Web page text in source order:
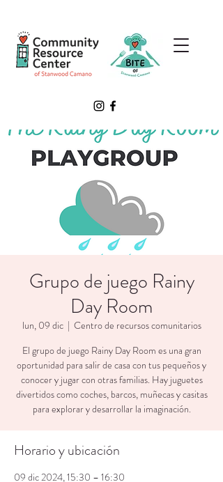
Grupo de juego Rainy
Day Room
lun, 09 dic
  |
Centro de recursos comunitarios
El grupo de juego Rainy Day Room es una gran
oportunidad para salir de casa con tus pequeños y
conocer y jugar con otras familias. Hay juguetes
divertidos como coches, barcos, muñecas y casitas
para explorar y desarrollar la imaginación.
Horario y ubicación
09 dic 2024, 15:30 – 16:30